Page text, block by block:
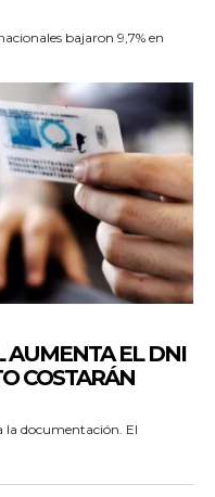
bajaron 9,7% en
AUMENTA EL DNI
COSTARÁN
la documentación. El